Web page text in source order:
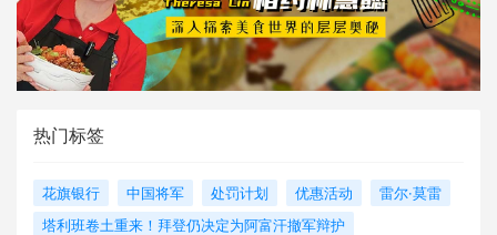
热门标签
花旗银行 中国将军 处罚计划 优惠活动
雷尔·莫雷
塔利班卷土重来！拜登仍决定为阿富汗撤军辩护